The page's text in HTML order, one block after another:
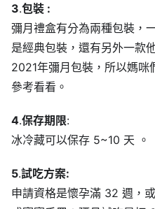
3.包裝 :
彌月禮盒有分為兩種包裝，
是經典包裝，還有另外一款
2021年彌月包裝，所以媽咪
參考看看。
4.保存期限:
冰冷藏可以保存 5~10 天 。
5.試吃方案:
申請資格是懷孕滿 32 週，